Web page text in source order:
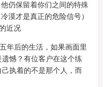
仍保留着你们之间的特殊
漠才是真正的危险信号）
近况
年后的生活，如果画面里
憾？有位客户在这个练
执着的不是那个人，而